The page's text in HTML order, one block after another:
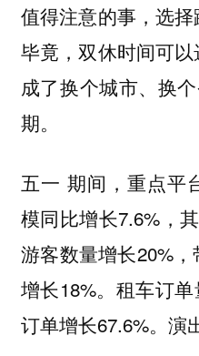
值得注意的事，选择
毕竟，双休时间可
成了换个城市、换
期。
五一 期间，重点平
模同比增长7.6%，
游客数量增长20%
增长18%。租车订
订单增长67.6%。演